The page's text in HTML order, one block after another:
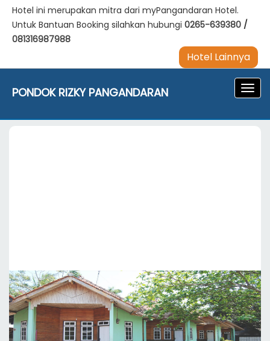
Hotel ini merupakan mitra dari myPangandaran Hotel.
Untuk Bantuan Booking silahkan hubungi 0265-639380 /
081316987988
Hotel Lainnya
PONDOK RIZKY PANGANDARAN